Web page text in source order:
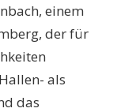
DITZENBACH:
ENTDECKEN
SIE
DIE
MÖGLICHKEITEN
ZUM
einem
der für
als
das